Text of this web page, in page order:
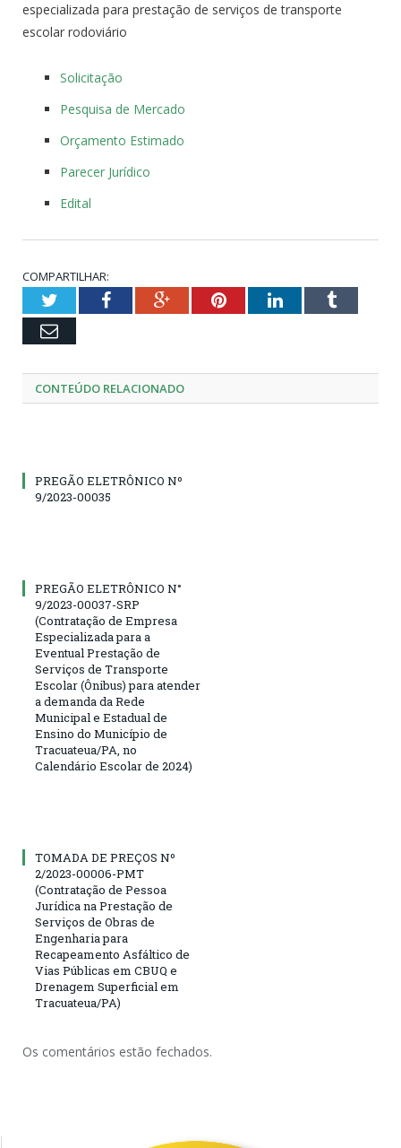
especializada para prestação de serviços de transporte
escolar rodoviário
Solicitação
Pesquisa de Mercado
Orçamento Estimado
Parecer Jurídico
Edital
COMPARTILHAR:
TwitterFacebookGoogle+PinterestLinkedInTumblr
Email
CONTEÚDO RELACIONADO
PREGÃO ELETRÔNICO Nº
9/2023-00035
PREGÃO ELETRÔNICO N°
9/2023-00037-SRP
(Contratação de Empresa
Especializada para a
Eventual Prestação de
Serviços de Transporte
Escolar (Ônibus) para atender
a demanda da Rede
Municipal e Estadual de
Ensino do Município de
Tracuateua/PA, no
Calendário Escolar de 2024)
TOMADA DE PREÇOS Nº
2/2023-00006-PMT
(Contratação de Pessoa
Jurídica na Prestação de
Serviços de Obras de
Engenharia para
Recapeamento Asfáltico de
Vias Públicas em CBUQ e
Drenagem Superficial em
Tracuateua/PA)
Os comentários estão fechados.